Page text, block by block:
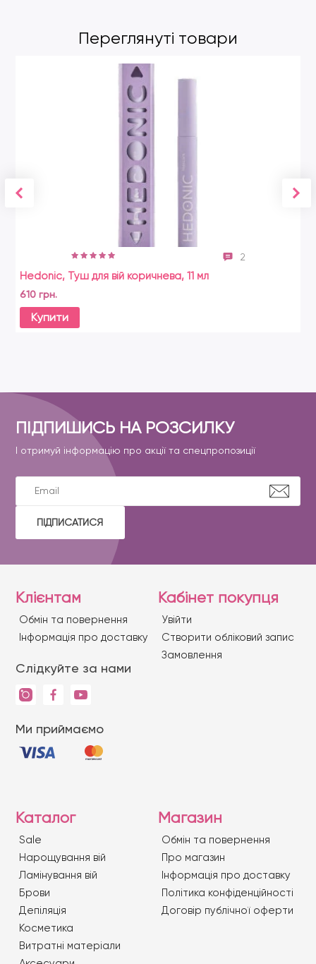
Переглянуті товари
2
Hedonic, Туш для вій коричнева, 11 мл
610 грн.
Купити
ПІДПИШИСЬ НА РОЗСИЛКУ
І отримуй інформацію про акції та спецпропозиції
ПІДПИСАТИСЯ
Клієнтам
Обмін та повернення
Iнформація про доставку
Слідкуйте за нами
Ми приймаємо
Кабінет покупця
Увійти
Створити обліковий запис
Замовлення
Каталог
Sale
Нарощування вій
Ламінування вій
Брови
Депіляція
Косметика
Витратні матеріали
Магазин
Обмін та повернення
Про магазин
Iнформація про доставку
Політика конфіденційності
Договір публічної оферти